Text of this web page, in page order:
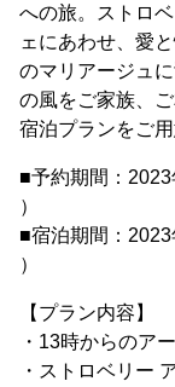
への旅。ストロ
ェにあわせ、愛
のマリアージュ
の風をご家族、
宿泊プランをご
■予約期間：
）
■宿泊期間：
）
【プラン内容】
・13時からのア
・ストロベリー